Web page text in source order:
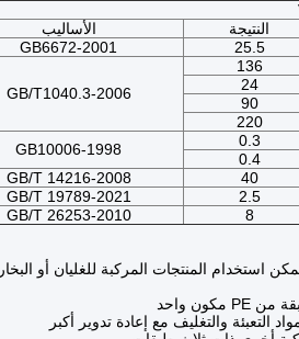
النتيجة
الأساليب
25.5
GB6672-2001
136
GB/T1040.3-2006
24
90
220
0.3
GB10006-1998
0.4
40
GB/T 14216-2008
2.5
GB/T 19789-2021
8
GB/T 26253-2010
المنتجات المركبة للغليان أو البخار.
التعبئة والتغليف مع إعادة تدوير أكبر